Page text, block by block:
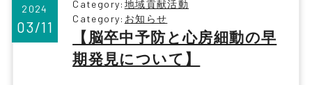
2024
03/11
Category: 地域貢献活動
Category: お知らせ
【脳卒中予防と心房細動の早
期発見について】